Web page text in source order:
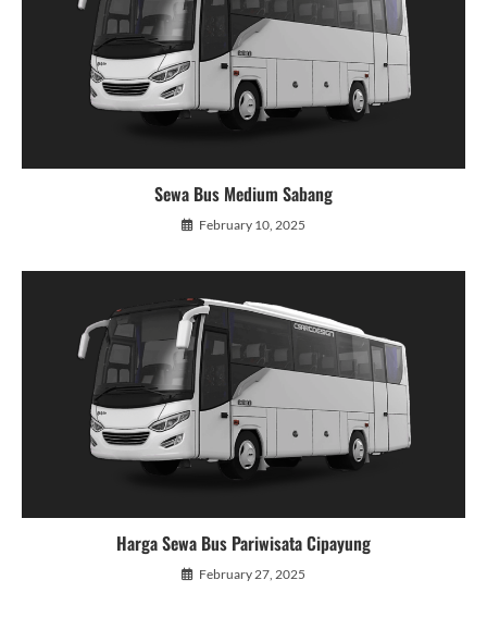
Sewa Bus Medium Sabang
February 10, 2025
Harga Sewa Bus Pariwisata Cipayung
February 27, 2025